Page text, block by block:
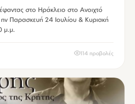
στο Ηράκλειο στο Ανοιχτό
Παρασκευή 24 Ιουλίου & Κυριακή
μ.μ.
114 προβολές